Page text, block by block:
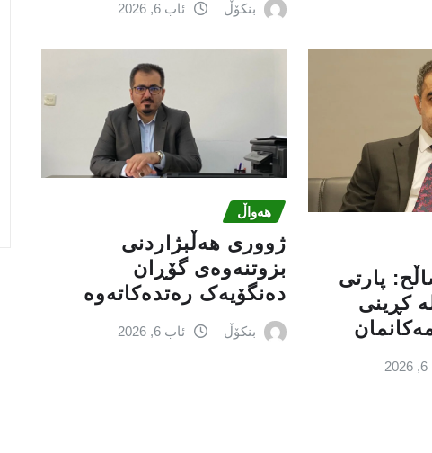
بنکۆڵ ئاب 6, 2026
پارتی‌
كڕینی‌
هەواڵ
ژووری هەڵبژاردنی
بزوتنەوەى گۆڕان
دەنگۆیەک رەتدەکاتەوە
بنکۆڵ ئاب 6, 2026